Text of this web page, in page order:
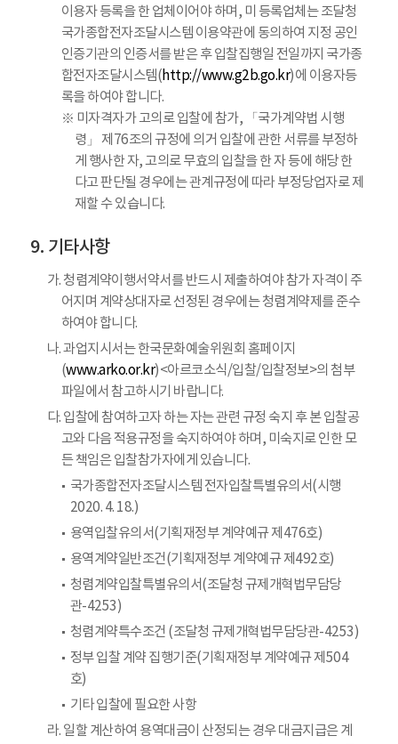
이용자 등록을 한 업체이어야 하며, 미 등록업체는 조달청
국가종합전자조달시스템 이용약관에 동의하여 지정 공인
인증기관의 인증서를 받은 후 입찰집행일 전일까지 국가종
합전자조달시스템(http://www.g2b.go.kr)에 이용자등
록을 하여야 합니다.
※ 미자격자가 고의로 입찰에 참가, 「국가계약법 시행
령」 제76조의 규정에 의거 입찰에 관한 서류를 부정하
게 행사한 자, 고의로 무효의 입찰을 한 자 등에 해당 한
다고 판단될 경우에는 관계규정에 따라 부정당업자로 제
재할 수 있습니다.
기타사항
가. 청렴계약이행서약서를 반드시 제출하여야 참가 자격이 주
어지며 계약상대자로 선정된 경우에는 청렴계약제를 준수
하여야 합니다.
나. 과업지시서는 한국문화예술위원회 홈페이지
(www.arko.or.kr)<아르코소식/입찰/입찰정보>의 첨부
파일에서 참고하시기 바랍니다.
다. 입찰에 참여하고자 하는 자는 관련 규정 숙지 후 본 입찰공
고와 다음 적용규정을 숙지하여야 하며, 미숙지로 인한 모
든 책임은 입찰참가자에게 있습니다.
국가종합전자조달시스템 전자입찰특별유의서(시행
2020. 4. 18.)
용역입찰유의서(기획재정부 계약예규 제476호)
용역계약일반조건(기획재정부 계약예규 제492호)
청렴계약입찰특별유의서(조달청 규제개혁법무담당
관-4253)
청렴계약특수조건 (조달청 규제개혁법무담당관-4253)
정부 입찰 계약 집행기준(기획재정부 계약예규 제504
호)
기타 입찰에 필요한 사항
라. 일할 계산하여 용역대금이 산정되는 경우 대금지급은 계